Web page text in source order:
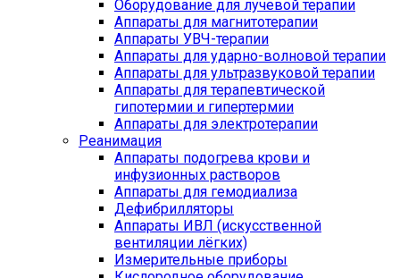
Оборудование для лучевой терапии
Аппараты для магнитотерапии
Аппараты УВЧ-терапии
Аппараты для ударно-волновой терапии
Аппараты для ультразвуковой терапии
Аппараты для терапевтической
гипотермии и гипертермии
Аппараты для электротерапии
Реанимация
Аппараты подогрева крови и
инфузионных растворов
Аппараты для гемодиализа
Дефибрилляторы
Аппараты ИВЛ (искусственной
вентиляции лёгких)
Измерительные приборы